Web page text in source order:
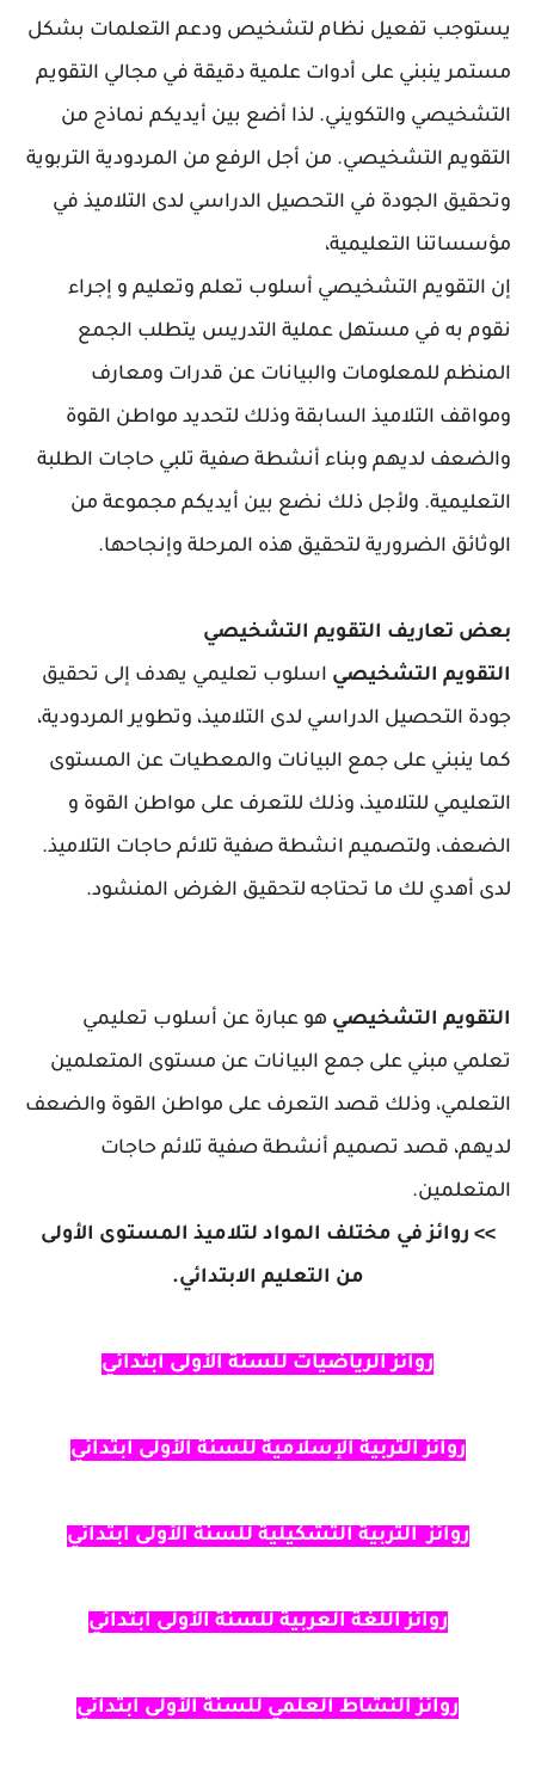
يستوجب تفعيل نظام لتشخيص ودعم التعلمات بشكل
مستمر ينبني على أدوات علمية دقيقة في مجالي التقويم
التشخيصي والتكويني. لذا أضع بين أيديكم نماذج من
التقويم التشخيصي. من أجل الرفع من المردودية التربوية
وتحقيق الجودة في التحصيل الدراسي لدى التلاميذ في
مؤسساتنا التعليمية،
إن التقويم التشخيصي أسلوب تعلم وتعليم و إجراء
نقوم به في مستهل عملية التدريس يتطلب الجمع
المنظم للمعلومات والبيانات عن قدرات ومعارف
ومواقف التلاميذ السابقة وذلك لتحديد مواطن القوة
والضعف لديهم وبناء أنشطة صفية تلبي حاجات الطلبة
التعليمية. ولأجل ذلك نضع بين أيديكم مجموعة من
الوثائق الضرورية لتحقيق هذه المرحلة وإنجاحها.
بعض تعاريف التقويم التشخيصي
التقويم التشخيصي اسلوب تعليمي يهدف إلى تحقيق
جودة التحصيل الدراسي لدى التلاميذ، وتطوير المردودية،
كما ينبني على جمع البيانات والمعطيات عن المستوى
التعليمي للتلاميذ، وذلك للتعرف على مواطن القوة و
الضعف، ولتصميم انشطة صفية تلائم حاجات التلاميذ.
لدى أهدي لك ما تحتاجه لتحقيق الغرض المنشود.
التقويم التشخيصي هو عبارة عن أسلوب تعليمي
تعلمي مبني على جمع البيانات عن مستوى المتعلمين
التعلمي، وذلك قصد التعرف على مواطن القوة والضعف
لديهم، قصد تصميم أنشطة صفية تلائم حاجات
المتعلمين.
>> روائز في مختلف المواد لتلاميذ المستوى الأولى
من التعليم الابتدائي.
روائز الرياضيات للسنة الأولى ابتدائي
روائز التربية الإسلامية للسنة الأولى ابتدائي
روائز التربية التشكيلية للسنة الأولى ابتدائي
روائز اللغة العربية للسنة الأولى ابتدائي
روائز النشاط العلمي للسنة الأولى ابتدائي